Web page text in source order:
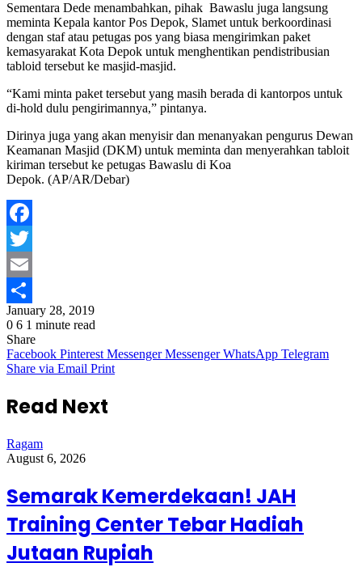
Sementara Dede menambahkan, pihak Bawaslu juga langsung
meminta Kepala kantor Pos Depok, Slamet untuk berkoordinasi
dengan staf atau petugas pos yang biasa mengirimkan paket
kemasyarakat Kota Depok untuk menghentikan pendistribusian
tabloid tersebut ke masjid-masjid.
“Kami minta paket tersebut yang masih berada di kantorpos untuk
di-hold dulu pengirimannya,” pintanya.
Dirinya juga yang akan menyisir dan menanyakan pengurus Dewan
Keamanan Masjid (DKM) untuk meminta dan menyerahkan tabloit
kiriman tersebut ke petugas Bawaslu di Koa
Depok. (AP/AR/Debar)
Facebook
Twitter
Email
Share
January 28, 2019
0 6 1 minute read
Share
Facebook Pinterest Messenger Messenger WhatsApp Telegram
Share via Email Print
Read Next
Ragam
August 6, 2026
Semarak Kemerdekaan! JAH
Training Center Tebar Hadiah
Jutaan Rupiah